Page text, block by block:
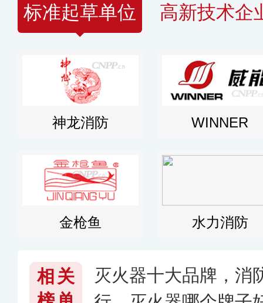
标准起草单位 高新技术企
神龙消防 WINNER
金枪鱼 水力消防
相关
灭火器十大品牌，消